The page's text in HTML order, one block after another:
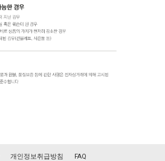
개인정보취급방침 FAQ